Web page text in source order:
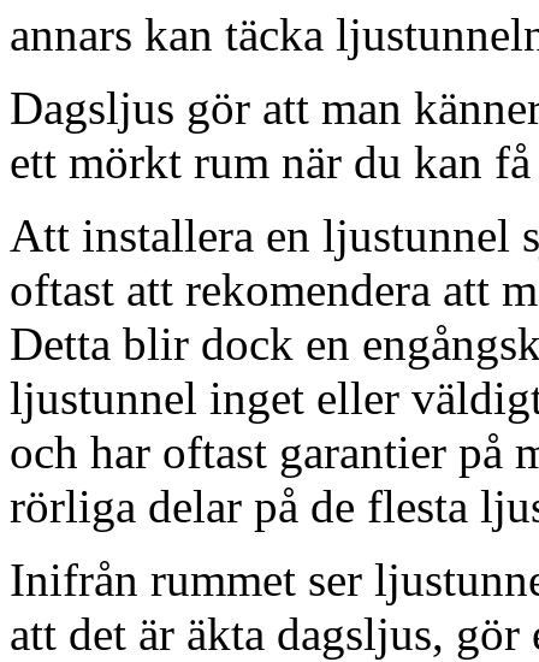
annars kan täcka
Dagsljus gör att man
ett mörkt rum när du kan
Att installera en ljustunnel
oftast att rekomendera att
Detta blir dock en
ljustunnel inget eller
och har oftast garantier på
rörliga delar på de flesta
Inifrån rummet ser
att det är äkta dagsljus,